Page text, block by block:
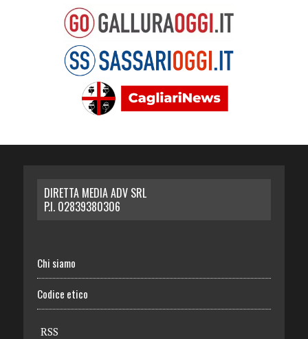
DIRETTA MEDIA ADV SRL
P.I. 02839380306
Chi siamo
Codice etico
RSS